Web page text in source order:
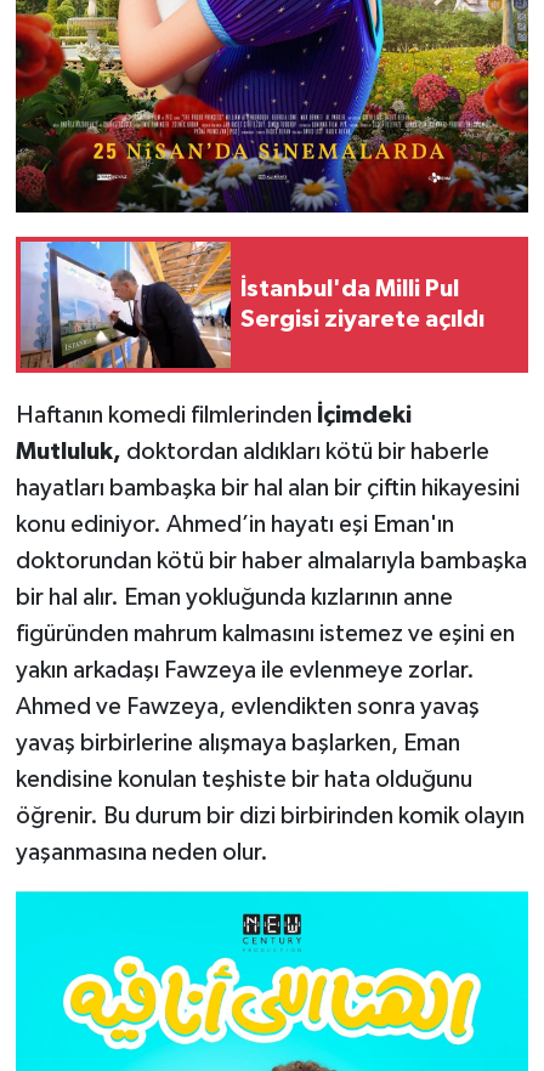
İstanbul'da Milli Pul
Sergisi ziyarete açıldı
Haftanın komedi filmlerinden İçimdeki
Mutluluk, doktordan aldıkları kötü bir haberle
hayatları bambaşka bir hal alan bir çiftin hikayesini
konu ediniyor. Ahmed’in hayatı eşi Eman'ın
doktorundan kötü bir haber almalarıyla bambaşka
bir hal alır. Eman yokluğunda kızlarının anne
figüründen mahrum kalmasını istemez ve eşini en
yakın arkadaşı Fawzeya ile evlenmeye zorlar.
Ahmed ve Fawzeya, evlendikten sonra yavaş
yavaş birbirlerine alışmaya başlarken, Eman
kendisine konulan teşhiste bir hata olduğunu
öğrenir. Bu durum bir dizi birbirinden komik olayın
yaşanmasına neden olur.